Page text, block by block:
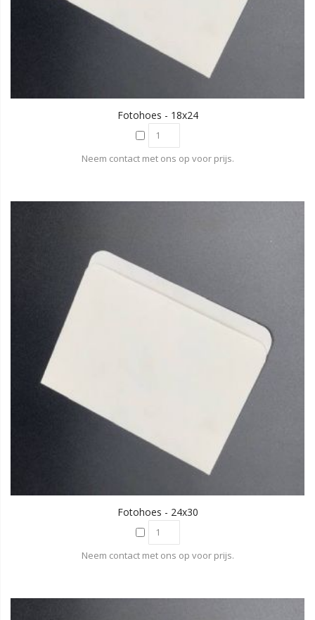
Fotohoes - 18x24
Neem contact met ons op voor prijs.
Fotohoes - 24x30
Neem contact met ons op voor prijs.